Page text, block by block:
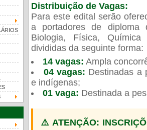
Distribuição de Vagas:
Para este edital serão
a portadores de diploma
Biologia, Física,
divididas da seguinte forma:
14 vagas: Ampla
04 vagas: Destinadas a
e indígenas;
01 vaga: Destinada a
⚠️ ATENÇÃO: